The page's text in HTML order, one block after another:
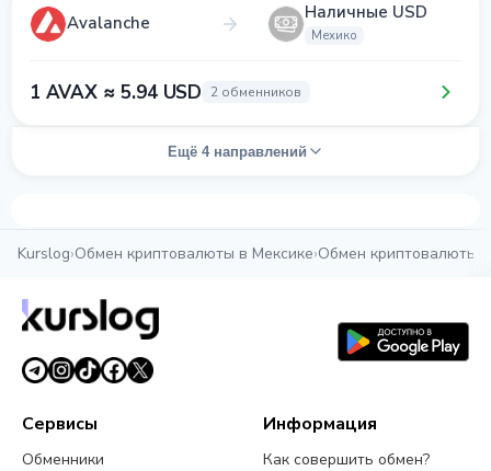
Avalanche Наличные USD
Мехико
1 AVAX ≈ 5.94 USD 2 обменников
Ещё 4 направлений
Kurslog›Обмен криптовалюты в Мексике›Обмен криптовалюты
Сервисы
Обменники
Информация
Как совершить обмен?